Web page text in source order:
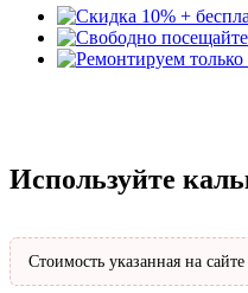
Используйте
Стоимость указанная на сайте